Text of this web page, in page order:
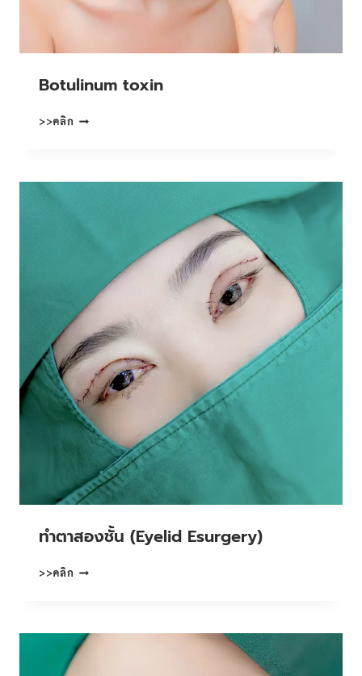
Botulinum toxin
>>คลิก BOTULINUM
ทําตาสองชั้น (Eyelid Esurgery)
>>คลิก ทํา
(EYELID
ESURGERY)